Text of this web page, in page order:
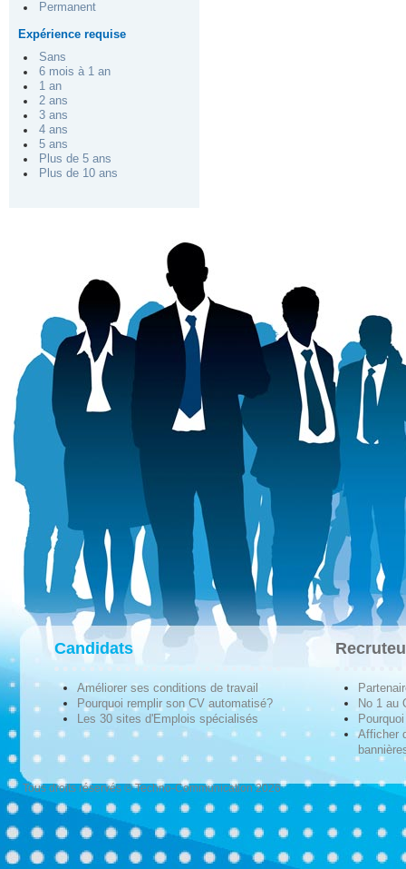
Permanent
Expérience requise
Sans
6 mois à 1 an
1 an
2 ans
3 ans
4 ans
5 ans
Plus de 5 ans
Plus de 10 ans
Candidats
Améliorer ses conditions de travail
Pourquoi remplir son CV automatisé?
Les 30 sites d'Emplois spécialisés
No 1 au
Afficher
Tous droits réservés © Techno-Communication 2026